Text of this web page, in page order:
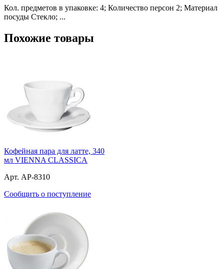
Кол. предметов в упаковке: 4; Количество персон 2; Материал
посуды Стекло; ...
Похожие товары
Кофейная пара для латте, 340
мл VIENNA CLASSICA
Арт. AP-8310
Сообщить о поступление